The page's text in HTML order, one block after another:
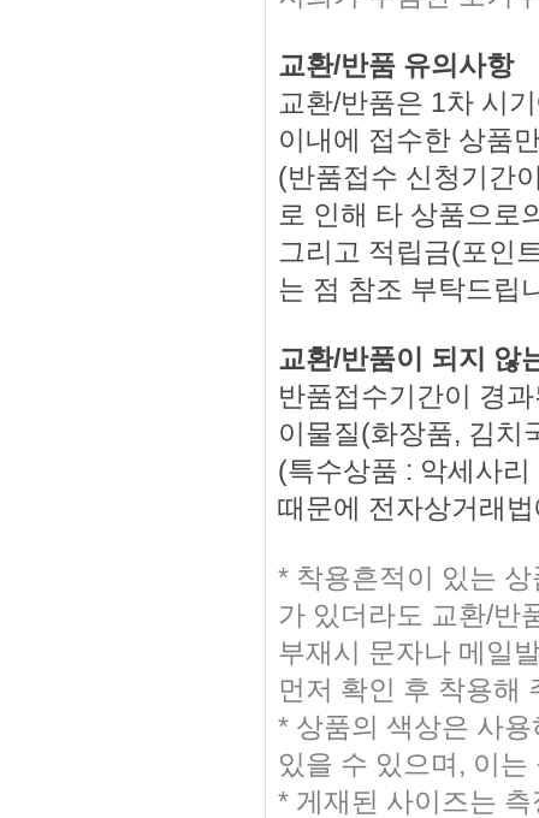
교환/반품 유의사항
교환/반품은 1차 시
이내에 접수한 상품
(반품접수 신청기간
로 인해 타 상품으로
그리고 적립금(포인
는 점 참조 부탁드립
교환/반품이 되지 않
반품접수기간이 경
이물질(화장품, 김치
(특수상품 : 악세사
때문에 전자상거래
* 착용흔적이 있는
가 있더라도 교환/반
부재시 문자나 메일
먼저 확인 후 착용해
* 상품의 색상은 사
있을 수 있으며, 이
* 게재된 사이즈는